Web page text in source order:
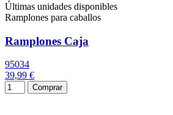
Últimas unidades disponibles
Ramplones para caballos
Ramplones Caja
95034
39,99 €
Comprar